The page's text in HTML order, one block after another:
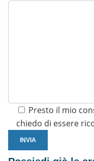
Presto il mio
chiedo di essere